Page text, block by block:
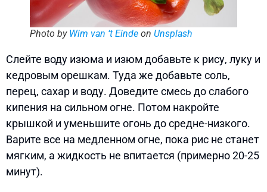
Photo by Wim van ‘t Einde on Unsplash
Слейте воду изюма и изюм добавьте к рису, луку и
кедровым орешкам. Туда же добавьте соль,
перец, сахар и воду. Доведите смесь до слабого
кипения на сильном огне. Потом накройте
крышкой и уменьшите огонь до средне-низкого.
Варите все на медленном огне, пока рис не станет
мягким, а жидкость не впитается (примерно 20-25
минут).